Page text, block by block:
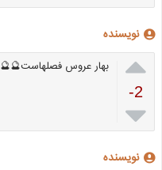
نویسنده

-2

بهار عروس فصلهاست🔮🔮
نویسنده